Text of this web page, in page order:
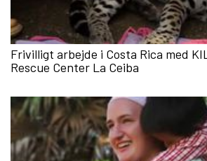
Frivilligt arbejde i Costa Rica med
Rescue Center La Ceiba